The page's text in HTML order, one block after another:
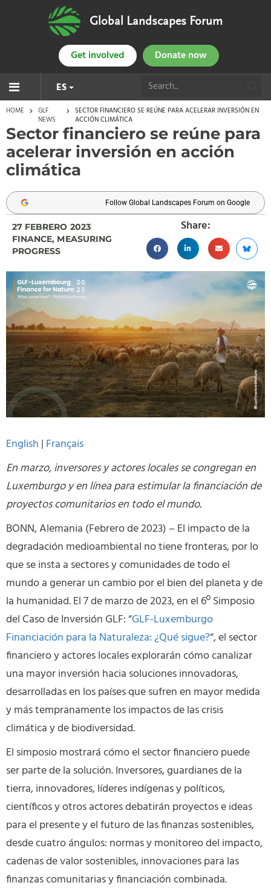
Global Landscapes Forum
Get involved Donate now
ES
HOME
GLF
NEWS
SECTOR FINANCIERO SE REÚNE PARA ACELERAR INVERSIÓN EN
ACCIÓN CLIMÁTICA
Sector financiero se reúne para
acelerar inversión en acción
climática
Follow Global Landscapes Forum on Google
27 FEBRERO 2023
FINANCE, MEASURING
PROGRESS
Share:
English | Français
En marzo, inversores y actores locales se congregan en
Luxemburgo y en línea para estimular la financiación de
proyectos comunitarios en todo el mundo.
BONN, Alemania (Febrero de 2023) – El impacto de la
degradación medioambiental no tiene fronteras, por lo
que se insta a sectores y comunidades de todo el
mundo a generar un cambio por el bien del planeta y de
la humanidad. El 7 de marzo de 2023, en el 6º Simposio
del Caso de Inversión GLF: “GLF-Luxemburgo
Financiación para la Naturaleza: ¿Qué sigue?“, el sector
financiero y actores locales explorarán cómo canalizar
una mayor inversión hacia soluciones innovadoras,
desarrolladas en los países que sufren en mayor medida
y más tempranamente los impactos de las crisis
climática y de biodiversidad.
El simposio mostrará cómo el sector financiero puede
ser parte de la solución. Inversores, guardianes de la
tierra, innovadores, líderes indígenas y políticos,
científicos y otros actores debatirán proyectos e ideas
para el presente y el futuro de las finanzas sostenibles,
desde cuatro ángulos: normas y monitoreo del impacto,
cadenas de valor sostenibles, innovaciones para las
finanzas comunitarias y financiación combinada.